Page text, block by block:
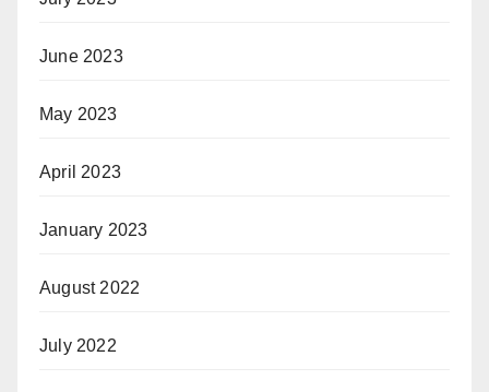
June 2023
May 2023
April 2023
January 2023
August 2022
July 2022